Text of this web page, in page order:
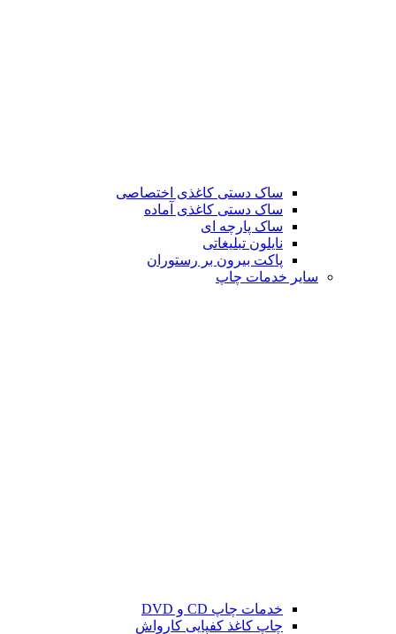
ساک دستی کاغذی اختصاصی
ساک دستی کاغذی آماده
ساک پارچه ای
نایلون تبلیغاتی
پاکت بیرون بر رستوران
سایر خدمات چاپ
خدمات چاپ CD و DVD
چاپ کاغذ کفپایی کارواش